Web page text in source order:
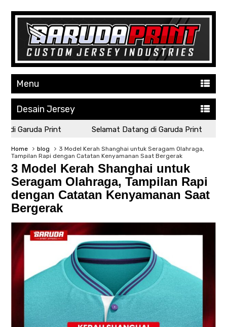
Menu
Desain Jersey
Garuda Print Selamat Datang di Garuda Print
Home blog
3 Model Kerah Shanghai untuk Seragam Olahraga,
Tampilan Rapi dengan Catatan Kenyamanan Saat Bergerak
3 Model Kerah Shanghai untuk
Seragam Olahraga, Tampilan Rapi
dengan Catatan Kenyamanan Saat
Bergerak